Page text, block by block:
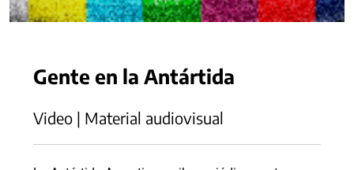
Gente en la Antártida
Video | Material audiovisual